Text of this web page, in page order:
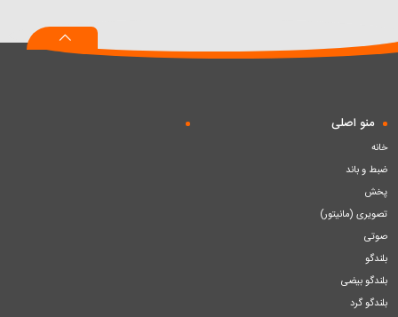
سبد
منو اصلی
خانه
ضبط و باند
پخش
تصویری (مانیتور)
صوتی
بلندگو
بلندگو بیضی
بلندگو گرد